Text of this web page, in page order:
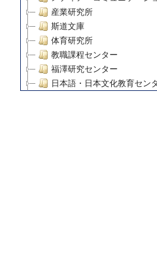
産業研究所
斯道文庫
体育研究所
教職課程センター
福澤研究センター
日本語・日本文化教育セン
デジタルメディア・コンテ
グローバルリサーチインス
慶應義塾大学グローバル
博士課程教育リーディン